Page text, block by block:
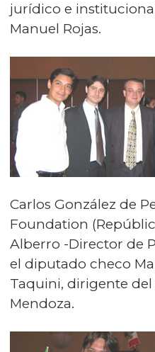
jurídico e
Manuel Rojas.
Carlos González de
Foundation
Alberro -Director de
el diputado checo
Taquini, dirigente
Mendoza.